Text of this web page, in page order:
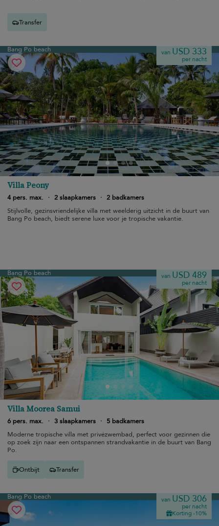
Transfer
Bang Po beach van USD 333
per nacht
Villa Peony
4 pers. max. · 2 slaapkamers · 2 badkamers
Stijlvolle, gezinsvriendelijke villa met weelderig uitzicht in de buurt van
Bang Po beach, biedt serene luxe voor je tropische vakantie.
Bang Po beach van USD 489
per nacht
Villa Moorea Samui
6 pers. max. · 3 slaapkamers ·
5 badkamers
Moderne tropische villa met privézwembad, perfect voor gezinnen die
op zoek zijn naar een ontspannen strandvakantie in de buurt van Bang
Po.
Ontbijt Transfer
Bang Po beach van USD 306
per nacht
Korting -10%